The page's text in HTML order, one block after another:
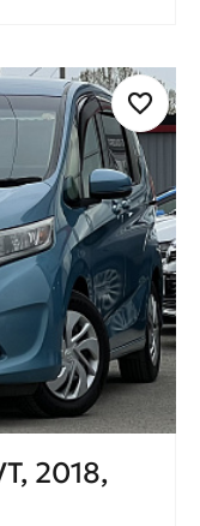
2018,